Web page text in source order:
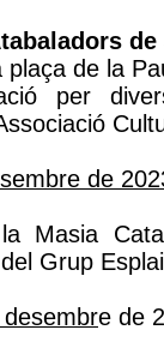
plaça de la
per
de
Masia
Grup
e de